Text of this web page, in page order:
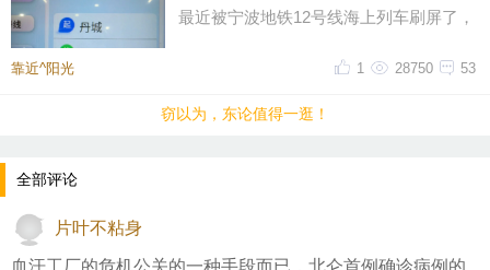
最近被宁波地铁12号线海上列车刷屏了，
从天一广场坐到象山丹城是11晕
靠近^阳光 53
28750
1
窃以为，东论值得一逛！
全部评论
片叶不粘身
血汗工厂的危机公关的一种手段而已，北仑首例确诊病例的